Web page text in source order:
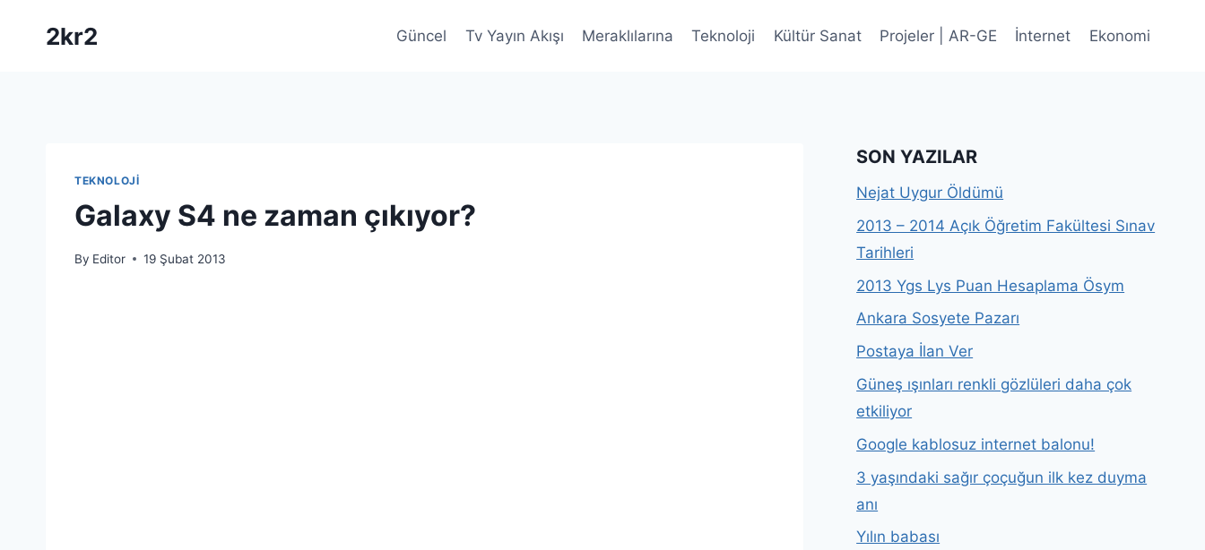
2kr2 Güncel Tv Yayın Akışı Meraklılarına Teknoloji Kültür Sanat Projeler | AR-GE İnternet Ekonomi
TEKNOLOJI
Galaxy S4 ne zaman çıkıyor?
By Editor 19 Şubat 2013
SON YAZILAR
Nejat Uygur Öldümü
2013 – 2014 Açık Öğretim Fakültesi Sınav
Tarihleri
2013 Ygs Lys Puan Hesaplama Ösym
Ankara Sosyete Pazarı
Postaya İlan Ver
Güneş ışınları renkli gözlüleri daha çok
etkiliyor
Google kablosuz internet balonu!
3 yaşındaki sağır çoçuğun ilk kez duyma
anı
Yılın babası